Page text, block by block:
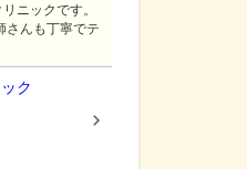
ニックです。
さんも丁寧でテ
ク